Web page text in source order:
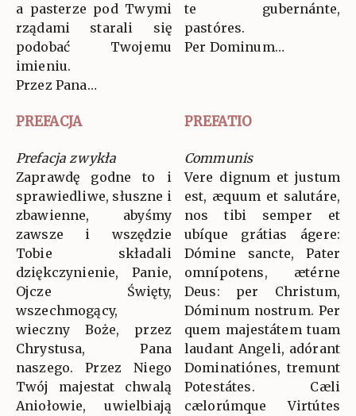
a pasterze pod Twymi
rządami starali się
podobać Twojemu
imieniu.
Przez Pana…
te gubernánte,
pastóres.
Per Dominum…
PREFACJA PREFATIO
Prefacja zwykła
Zaprawdę godne to i
sprawiedliwe, słuszne i
zbawienne, abyśmy
zawsze i wszędzie
Tobie składali
dziękczynienie, Panie,
Ojcze Święty,
wszechmogący,
wieczny Boże, przez
Chrystusa, Pana
naszego. Przez Niego
Twój majestat chwalą
Aniołowie, uwielbiają
Communis
Vere dignum et justum
est, æquum et salutáre,
nos tibi semper et
ubíque grátias ágere:
Dómine sancte, Pater
omnípotens, ætérne
Deus: per Christum,
Dóminum nostrum. Per
quem majestátem tuam
laudant Angeli, adórant
Dominatiónes, tremunt
Potestátes. Cæli
cælorúmque Virtútes